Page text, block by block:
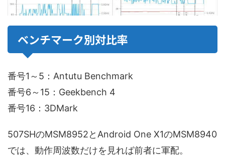
ベンチマーク別対比率
番号1～5：Antutu Benchmark
番号6～15：Geekbench 4
番号16：3DMark
507SHのMSM8952とAndroid One X1のMSM8940
では、動作周波数だけを見れば前者に軍配。